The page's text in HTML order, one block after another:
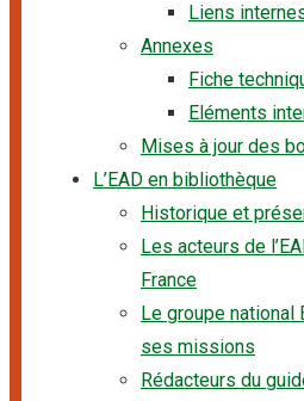
Liens
Annexes
Fiche
Eléments
Mises à jour des
L’EAD en bibliothèque
Historique et
Les acteurs de
France
Le groupe national
ses missions
Rédacteurs du